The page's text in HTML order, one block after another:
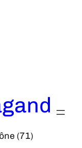
(71)